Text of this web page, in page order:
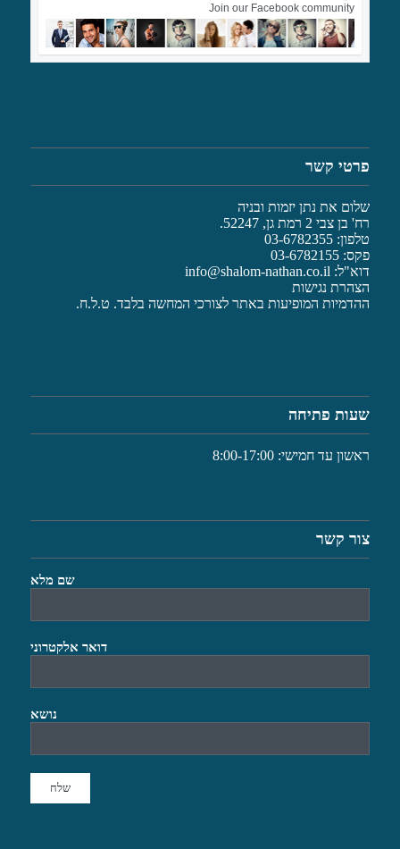
Join our Facebook community
פרטי קשר
שלום את נתן יזמות ובניה
רח' בן צבי 2 רמת גן, 52247.
טלפון: 03-6782355
פקס: 03-6782155
דוא"ל: info@shalom-nathan.co.il
הצהרת נגישות
ההדמיות המופיעות באתר לצורכי המחשה בלבד. ט.ל.ח.
שעות פתיחה
ראשון עד חמישי: 8:00-17:00
צור קשר
שם מלא
דואר אלקטרוני
נושא